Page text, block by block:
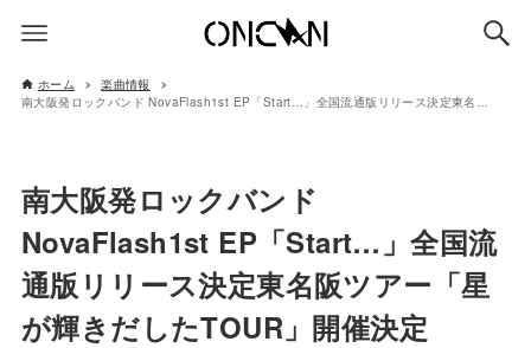
ホーム
楽曲情報
南大阪発ロックバンド NovaFlash1st EP「Start…」全国流通版リリース決定東名阪ツアー「星が輝きだしたTOUR」開催決定
南大阪発ロックバンド
NovaFlash1st EP「Start…」全国流
通版リリース決定東名阪ツアー「星
が輝きだしたTOUR」開催決定